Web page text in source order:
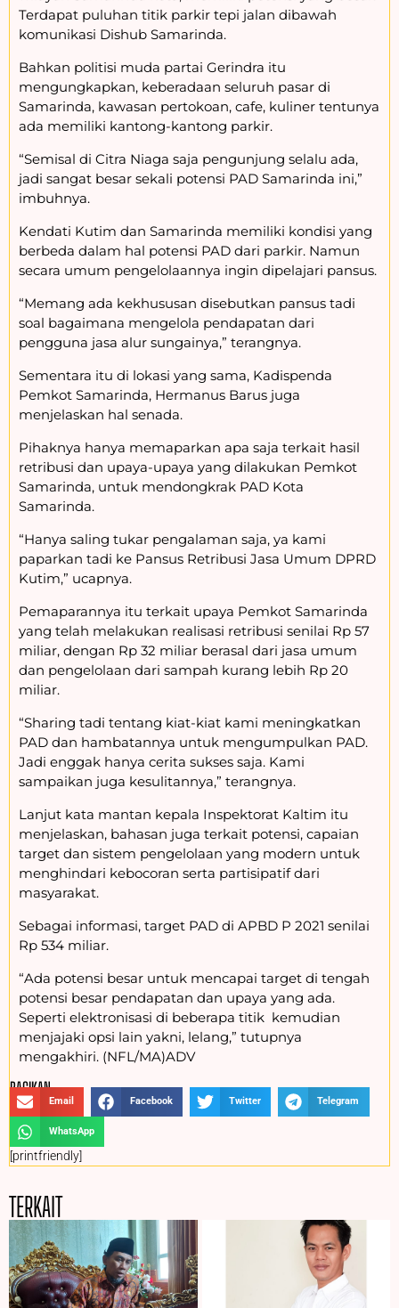
Terdapat puluhan titik parkir tepi jalan dibawah
komunikasi Dishub Samarinda.
Bahkan politisi muda partai Gerindra itu
mengungkapkan, keberadaan seluruh pasar di
Samarinda, kawasan pertokoan, cafe, kuliner tentunya
ada memiliki kantong-kantong parkir.
“Semisal di Citra Niaga saja pengunjung selalu ada,
jadi sangat besar sekali potensi PAD Samarinda ini,”
imbuhnya.
Kendati Kutim dan Samarinda memiliki kondisi yang
berbeda dalam hal potensi PAD dari parkir. Namun
secara umum pengelolaannya ingin dipelajari pansus.
“Memang ada kekhususan disebutkan pansus tadi
soal bagaimana mengelola pendapatan dari
pengguna jasa alur sungainya,” terangnya.
Sementara itu di lokasi yang sama, Kadispenda
Pemkot Samarinda, Hermanus Barus juga
menjelaskan hal senada.
Pihaknya hanya memaparkan apa saja terkait hasil
retribusi dan upaya-upaya yang dilakukan Pemkot
Samarinda, untuk mendongkrak PAD Kota
Samarinda.
“Hanya saling tukar pengalaman saja, ya kami
paparkan tadi ke Pansus Retribusi Jasa Umum DPRD
Kutim,” ucapnya.
Pemaparannya itu terkait upaya Pemkot Samarinda
yang telah melakukan realisasi retribusi senilai Rp 57
miliar, dengan Rp 32 miliar berasal dari jasa umum
dan pengelolaan dari sampah kurang lebih Rp 20
miliar.
“Sharing tadi tentang kiat-kiat kami meningkatkan
PAD dan hambatannya untuk mengumpulkan PAD.
Jadi enggak hanya cerita sukses saja. Kami
sampaikan juga kesulitannya,” terangnya.
Lanjut kata mantan kepala Inspektorat Kaltim itu
menjelaskan, bahasan juga terkait potensi, capaian
target dan sistem pengelolaan yang modern untuk
menghindari kebocoran serta partisipatif dari
masyarakat.
Sebagai informasi, target PAD di APBD P 2021 senilai
Rp 534 miliar.
“Ada potensi besar untuk mencapai target di tengah
potensi besar pendapatan dan upaya yang ada.
Seperti elektronisasi di beberapa titik kemudian
menjajaki opsi lain yakni, lelang,” tutupnya
mengakhiri. (NFL/MA)ADV
BAGIKAN :
Email Facebook Twitter Telegram
WhatsApp
[printfriendly]
TERKAIT